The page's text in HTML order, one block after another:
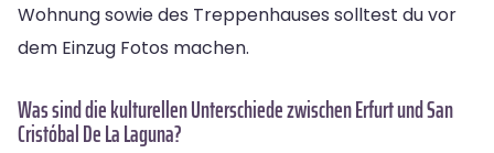
Wohnung sowie des Treppenhauses solltest du vor
dem Einzug Fotos machen.
Was sind die kulturellen Unterschiede zwischen Erfurt und San
Cristóbal De La Laguna?